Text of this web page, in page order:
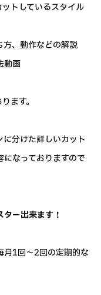
トしているスタイル
、動作などの解説
動画
ます。
分けた詳しいカット
なっておりますので
ー出来ます！
月1回～2回の定期的な